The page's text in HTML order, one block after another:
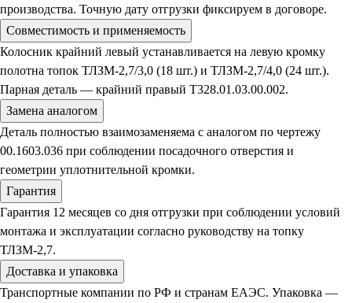
производства. Точную дату отгрузки фиксируем в договоре.
Совместимость и применяемость
Колосник крайний левый устанавливается на левую кромку
полотна топок ТЛЗМ-2,7/3,0 (18 шт.) и ТЛЗМ-2,7/4,0 (24 шт.).
Парная деталь — крайний правый Т328.01.03.00.002.
Замена аналогом
Деталь полностью взаимозаменяема с аналогом по чертежу
00.1603.036 при соблюдении посадочного отверстия и
геометрии уплотнительной кромки.
Гарантия
Гарантия 12 месяцев со дня отгрузки при соблюдении условий
монтажа и эксплуатации согласно руководству на топку
ТЛЗМ-2,7.
Доставка и упаковка
Транспортные компании по РФ и странам ЕАЭС. Упаковка —